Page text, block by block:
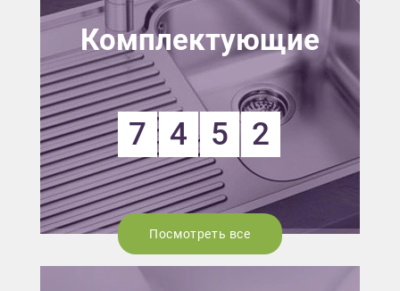
Комплектующие
7 4 5 2
Посмотреть все